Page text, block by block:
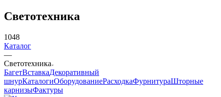
Светотехника
1048
Каталог
—
Светотехника
БагетВставкаДекоративный
шнурКаталогиОборудованиеРасходкаФурнитураШторные
карнизыФактуры